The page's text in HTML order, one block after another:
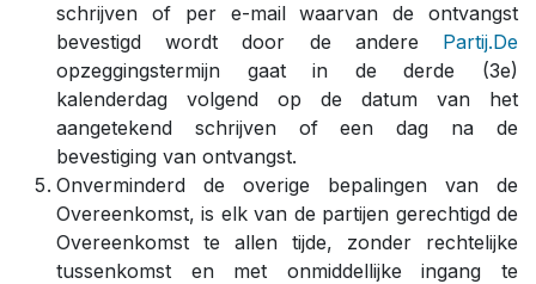
schrijven of per e-mail waarvan de ontvangst
bevestigd wordt door de andere Partij.De
opzeggingstermijn gaat in de derde (3e)
kalenderdag volgend op de datum van het
aangetekend schrijven of een dag na de
bevestiging van ontvangst.
Onverminderd de overige bepalingen van de
Overeenkomst, is elk van de partijen gerechtigd de
Overeenkomst te allen tijde, zonder rechtelijke
tussenkomst en met onmiddellijke ingang te